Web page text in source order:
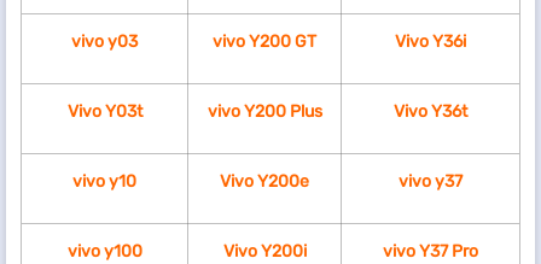
vivo y03 vivo Y200 GT Vivo Y36i
Vivo Y03t vivo Y200 Plus Vivo Y36t
vivo y10 Vivo Y200e vivo y37
vivo y100 Vivo Y200i vivo Y37 Pro